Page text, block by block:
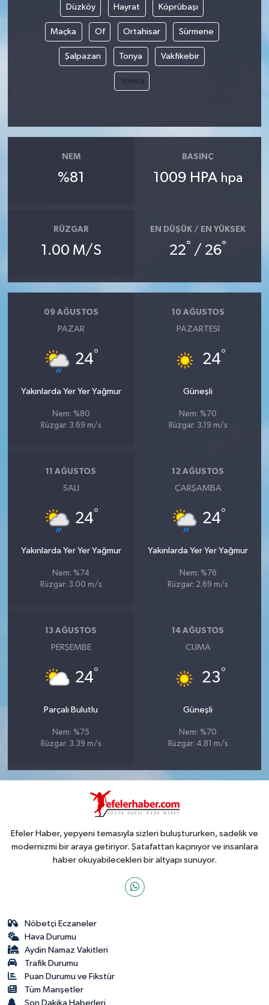
Düzköy Hayrat Köprübaşı
Maçka Of Ortahisar Sürmene
Şalpazarı Tonya Vakfıkebir
Yomra
NEM
%81
BASINÇ
1009 HPA hpa
RÜZGAR
1.00 M/S
EN DÜŞÜK / EN YÜKSEK
22° / 26°
09 AĞUSTOS
PAZAR
24°
Yakınlarda Yer Yer Yağmur
Nem: %80
Rüzgar: 3.69 m/s
10 AĞUSTOS
PAZARTESI
24°
Güneşli
Nem: %70
Rüzgar: 3.19 m/s
11 AĞUSTOS
SALI
24°
Yakınlarda Yer Yer Yağmur
Nem: %74
Rüzgar: 3.00 m/s
12 AĞUSTOS
ÇARŞAMBA
24°
Yakınlarda Yer Yer Yağmur
Nem: %76
Rüzgar: 2.69 m/s
13 AĞUSTOS
PERŞEMBE
24°
Parçalı Bulutlu
Nem: %75
Rüzgar: 3.39 m/s
14 AĞUSTOS
CUMA
23°
Güneşli
Nem: %70
Rüzgar: 4.81 m/s
Efeler Haber, yepyeni temasıyla sizleri buluştururken, sadelik ve
modernizmi bir araya getiriyor. Şatafattan kaçınıyor ve insanlara
haber okuyabilecekleri bir altyapı sunuyor.
Nöbetçi Eczaneler
Hava Durumu
Aydin Namaz Vakitleri
Trafik Durumu
Puan Durumu ve Fikstür
Tüm Manşetler
Son Dakika Haberleri